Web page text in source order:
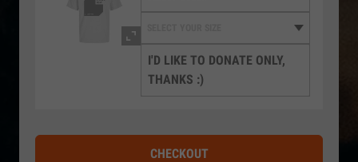
I'D LIKE TO DONATE ONLY,
THANKS :)
CHECKOUT